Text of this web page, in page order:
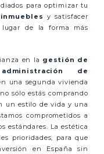
para optimizar tu
y satisfacer
de la forma más
en la gestión de
de
una segunda vivienda
sólo estás comprando
un estilo de vida y una
comprometidos a
estándares. La estética
prioridades, para que
en España sin